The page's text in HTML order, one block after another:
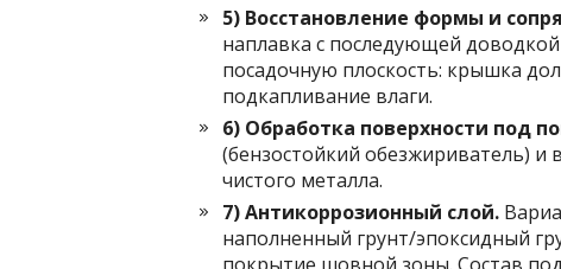
5) Восстановление формы и
наплавка с последующей
посадочную плоскость: крышка
подкапливание влаги.
6) Обработка поверхности под
(бензостойкий обезжириватель)
чистого металла.
7) Антикоррозионный слой.
наполненный грунт/эпоксидный